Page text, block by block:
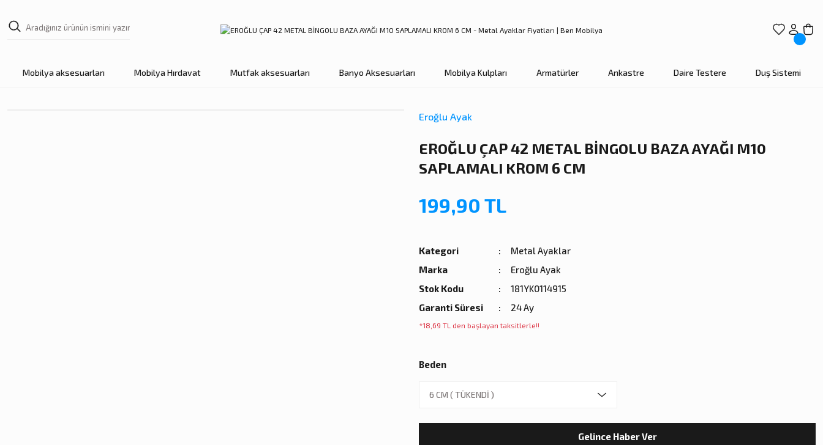
Mobilya aksesuarları Mobilya Hırdavat Mutfak aksesuarları Banyo Aksesuarları Mobilya Kulpları Armatürler Ankastre Daire Testere Duş Sistemi
Eroğlu Ayak
EROĞLU ÇAP 42 METAL BİNGOLU BAZA AYAĞI M10
SAPLAMALI KROM 6 CM
199,90 TL
Kategori
Metal Ayaklar
Marka
Eroğlu Ayak
Stok Kodu
181YK0114915
Garanti Süresi
24 Ay
*18,69 TL den başlayan taksitlerle!!
Beden
Gelince Haber Ver